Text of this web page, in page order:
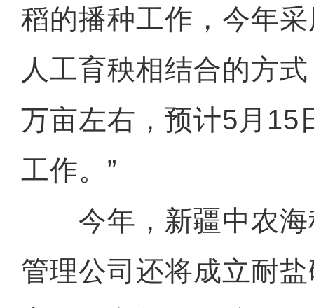
稻的播种工作，今年
人工育秧相结合的方
万亩左右，预计5月15
工作。”
今年，新疆中农海
管理公司还将成立耐